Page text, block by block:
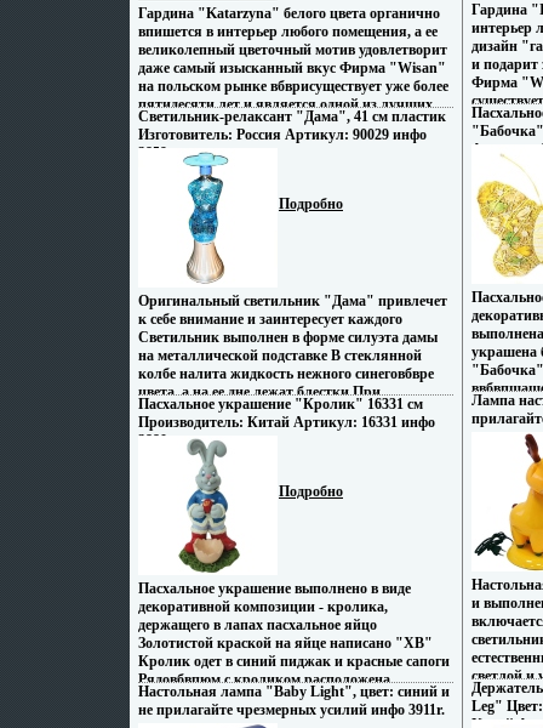
Гардина "Katarzyna" белого цвета органично
впишется в интерьер любого помещения, а ее
великолепный цветочный мотив удовлетворит
даже самый изысканный вкус Фирма "Wisan"
на польском рынке вбврисуществует уже более
пятидесяти лет и является одной из лучших
польских фабрик по производству штор и
тканей Ассортимент фирмы представлен
готовыми комплектами штор для гостиной,
детской, кухни, а также текстилем для кухни
(скатерти, салфетки, дорожки, кухонные
занавевмькпски) Модельный ряд отличает
оригинальный дизайн, высокое качество
Ассортимент продукции постоянно
пополняется Характеристики: Размер
гардины: 200 см х 250 см Материал: 100%
полиэстер Цвет: белый Изготовитель: Польша
Артикул: 9482.
Светильник-релаксант "Дама", 41 см пластик
Изготовитель: Россия Артикул: 90029 инфо
3859r.
Подробно
Оригинальный светильник "Дама" привлечет
к себе внимание и заинтересует каждого
Светильник выполнен в форме силуэта дамы
на металлической подставке В стеклянной
колбе налита жидкость нежного синеговбвре
цвета, а на ее дне лежат блестки При
нагревании они начинают причудливо
перетекать и переливаться разноцветными
огнями Светильник работает от сети и может
служить ночником, однако следует учитывать,
что светильник не предназначен для
беспрерывной многочасовой работывмькй
Мягкое освещение, создаваемое светильником,
поможет расслабиться после трудного дня, и
создаст атмосферу уюта и комфорта
Характеристики: Высота светильника: 41 см
Длина сетевого шнура: 170 см Материал:
стекло, металл, пластик Изготовитель: Россия
Артикул: 90029.
Пасхальное украшение "Кролик" 16331 см
Производитель: Китай Артикул: 16331 инфо
3880r.
Подробно
Пасхальное украшение выполнено в виде
декоративной композиции - кролика,
держащего в лапах пасхальное яйцо
Золотистой краской на яйце написано "ХВ"
Кролик одет в синий пиджак и красные сапоги
Рядовбвпюм с кроликом расположена
декоративная скорлупа яйца, в которую
можно класть пасхальное яйцо Декоративное
Настольная лампа "Baby Light", цвет: синий и
не прилагайте чрезмерных усилий инфо 3911r.
Гардина
интерьер
дизайн
и подарит
Фирма
является
фирмы
штор для
дизайн,
белый
внимание
"Бабочка"
Артикул:
украшена
"Бабочка"
подарком
Материал:
21 см
Лампа
и
светлой и
экономит
Leg"
Китай